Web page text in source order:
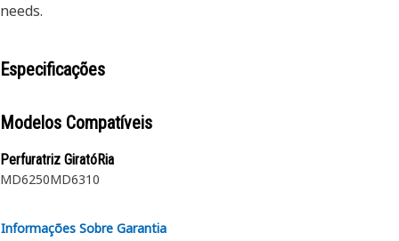
needs.
Especificações
Modelos Compatíveis
Perfuratriz GiratóRia
MD6250MD6310
Informações Sobre Garantia